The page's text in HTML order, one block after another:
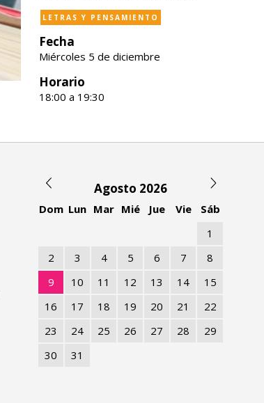
LETRAS Y PENSAMIENTO
Fecha
Miércoles 5 de diciembre
Horario
18:00 a 19:30
Agosto 2026
Dom Lun Mar Mié Jue Vie
Sáb
1
2
3 4 5 6 7
8
9
10 11 12 13 14
15
16
17 18 19 20 21
22
23
24 25 26 27 28
29
30
31